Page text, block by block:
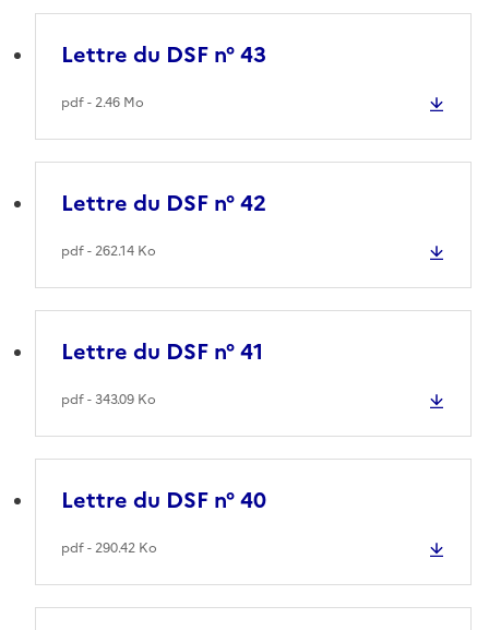
Lettre du DSF n° 43
pdf - 2.46 Mo
Lettre du DSF n° 42
pdf - 262.14 Ko
Lettre du DSF n° 41
pdf - 343.09 Ko
Lettre du DSF n° 40
pdf - 290.42 Ko